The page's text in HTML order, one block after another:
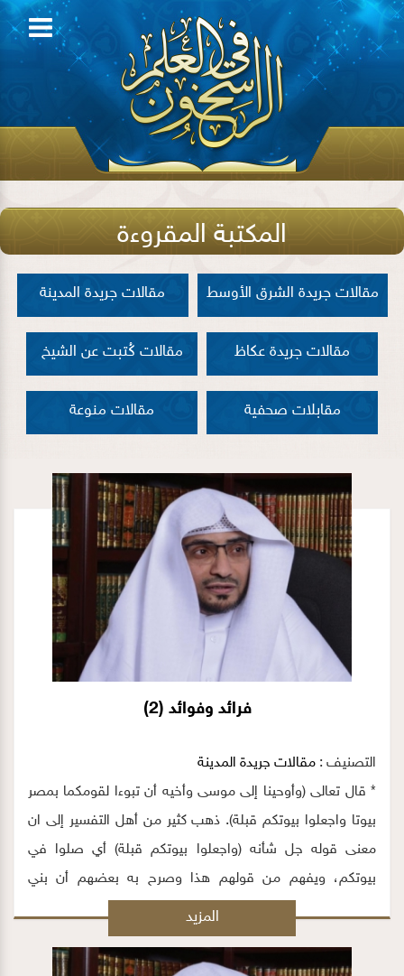
المكتبة المقروءة
مقالات جريدة الشرق الأوسط مقالات جريدة المدينة
مقالات جريدة عكاظ مقالات كُتبت عن الشيخ
مقابلات صحفية مقالات منوعة
فرائد وفوائد (2)
التصنيف : مقالات جريدة المدينة
* قال تعالى (وأوحينا إلى موسى وأخيه أن تبوءا لقومكما بمصر
بيوتا واجعلوا بيوتكم قبلة). ذهب كثير من أهل التفسير إلى ان
معنى قوله جل شأنه (واجعلوا بيوتكم قبلة) أي صلوا في
بيوتكم، ويفهم من قولهم هذا وصرح به بعضهم أن بني
إسرائيل كانوا يصلون في البيع فشدد عليهم فرعون فأوحى الله
إليهم أن اجعلوا الصلاة في البيوت، وأقول: ان المعطيات
التاريخية المستقاة من القرآن والسنة لا تساعد على قبول هذا
المزيد